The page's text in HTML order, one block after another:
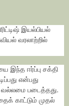
இயல்பியல்
வரலாற்றில்
இந்த ஈர்ப்பு சக்தி
என்பது
வல்லமை படைத்தது.
காட்டும் முதல்